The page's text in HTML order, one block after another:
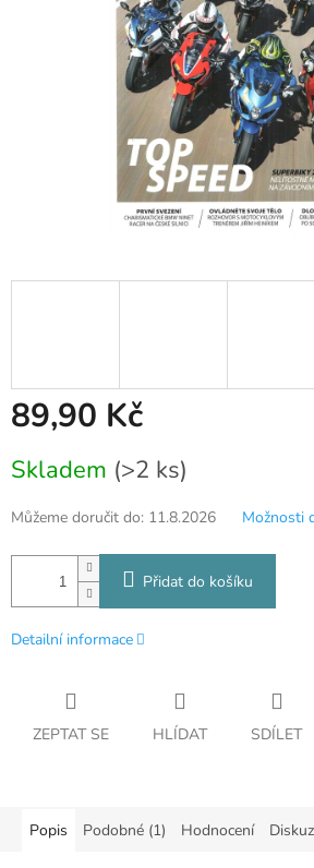
89,90 Kč
cena:
Skladem (>2 ks)
Můžeme doručit do: 11.8.2026 Možnosti
Přidat do košíku
Detailní informace
ZEPTAT SE HLÍDAT SDÍLET
Popis Podobné (1) Hodnocení